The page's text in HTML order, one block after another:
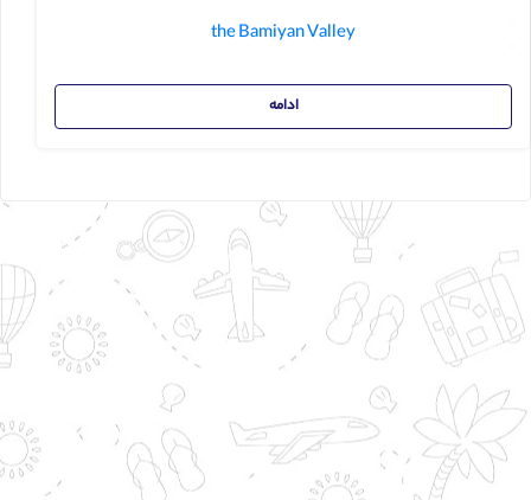
the Bamiyan Valley
ادامه